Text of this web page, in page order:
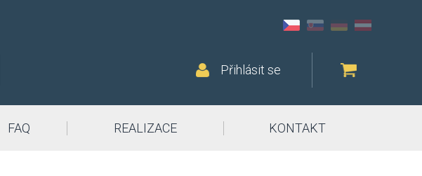
Přihlásit se
FAQ REALIZACE KONTAKT